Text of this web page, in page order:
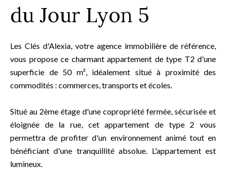
du Jour Lyon 5
Les Clés d'Alexia, votre agence immobilière de référence,
vous propose ce charmant appartement de type T2 d'une
superficie de 50 m², idéalement situé à proximité des
commodités : commerces, transports et écoles.
Situé au 2ème étage d'une copropriété fermée, sécurisée et
éloignée de la rue, cet appartement de type 2 vous
permettra de profiter d'un environnement animé tout en
bénéficiant d'une tranquillité absolue. L'appartement est
lumineux.